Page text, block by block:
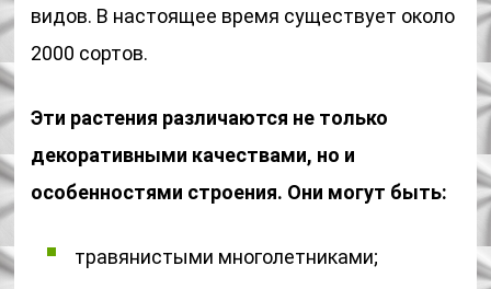
видов. В настоящее время существует около
2000 сортов.
Эти растения различаются не только
декоративными качествами, но и
особенностями строения. Они могут быть:
травянистыми многолетниками;